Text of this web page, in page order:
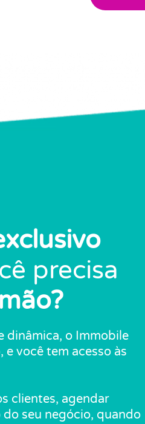
precisa
dinâmica, o Immobile
você tem acesso às
clientes, agendar
seu negócio, quando